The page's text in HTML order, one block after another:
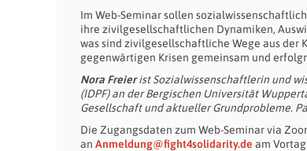
Im Web-Seminar sollen
ihre zivilgesellschaftlichen Dynamiken,
was sind zivilgesellschaftliche Wege aus der
gegenwärtigen Krisen gemeinsam und
Nora Freierist Sozialwissenschaftlerin und
(IDPF) an der Bergischen Universität
Gesellschaft und aktueller Grundprobleme.
Die Zugangsdaten zum Web-Seminar via
an Anmeldung@fight4solidarity.de am